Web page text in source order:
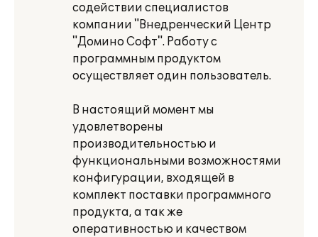
содействии специалистов
компании "Внедренческий Центр
"Домино Софт". Работу с
программным продуктом
осуществляет один пользователь.
В настоящий момент мы
удовлетворены
производительностью и
функциональными возможностями
конфигурации, входящей в
комплект поставки программного
продукта, а так же
оперативностью и качеством